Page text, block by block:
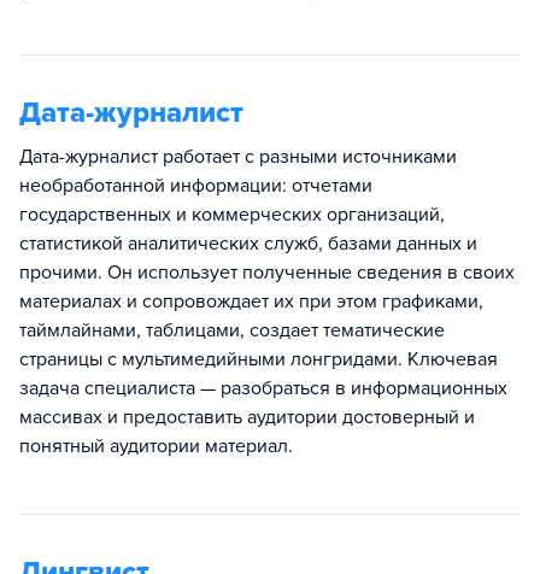
Дата-журналист
Дата-журналист работает с разными источниками
необработанной информации: отчетами
государственных и коммерческих организаций,
статистикой аналитических служб, базами данных и
прочими. Он использует полученные сведения в своих
материалах и сопровождает их при этом графиками,
таймлайнами, таблицами, создает тематические
страницы с мультимедийными лонгридами. Ключевая
задача специалиста — разобраться в информационных
массивах и предоставить аудитории достоверный и
понятный аудитории материал.